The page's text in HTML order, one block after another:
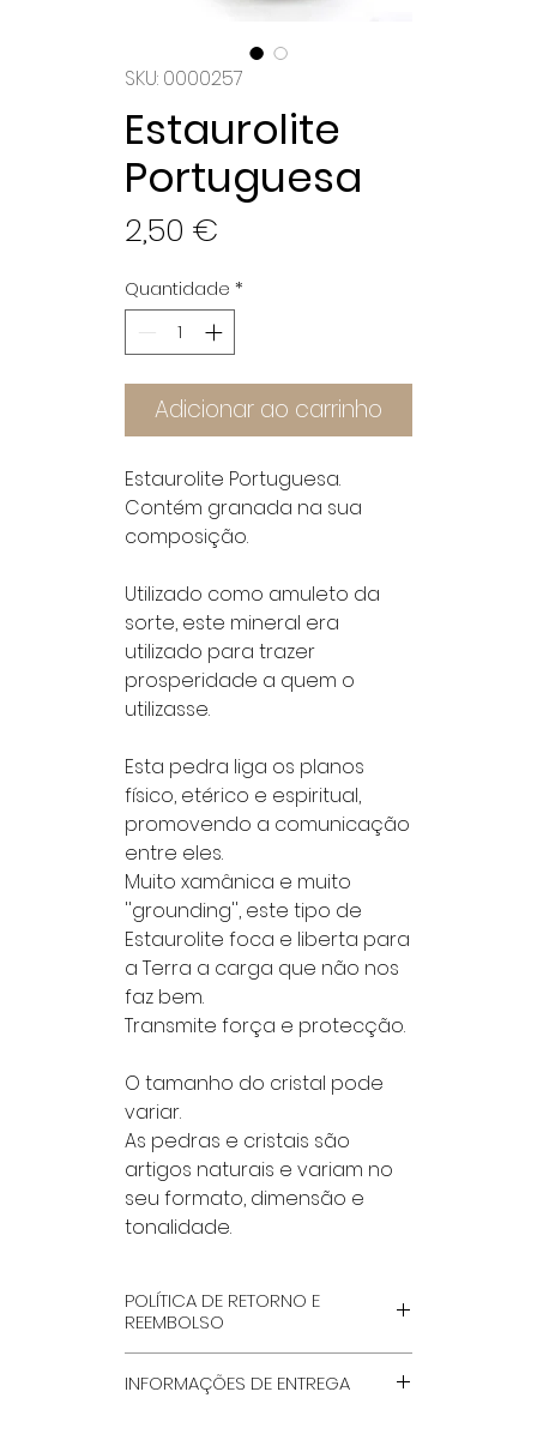
SKU: 0000257
Estaurolite
Portuguesa
2,50 €
Quantidade *
Adicionar ao carrinho
Estaurolite Portuguesa.
Contém granada na sua
composição.
Utilizado como amuleto da
sorte, este mineral era
utilizado para trazer
prosperidade a quem o
utilizasse.
Esta pedra liga os planos
físico, etérico e espiritual,
promovendo a comunicação
entre eles.
Muito xamânica e muito
''grounding'', este tipo de
Estaurolite foca e liberta para
a Terra a carga que não nos
faz bem.
Transmite força e protecção.
O tamanho do cristal pode
variar.
As pedras e cristais são
artigos naturais e variam no
seu formato, dimensão e
tonalidade.
POLÍTICA DE RETORNO E
REEMBOLSO
PÁGINA ''TERMOS GERAIS E
INFORMAÇÕES DE ENTREGA